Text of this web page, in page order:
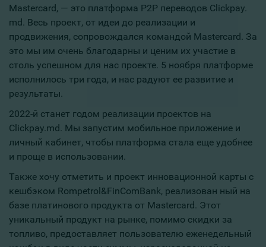
Mastercard, — это платформа Р2Р переводов Сlickpay.
md. Весь проект, от идеи до реализации и
продвижения, сопровождался командой Mastercard. За
это мы им очень благодарны и ценим их участие в
столь успешном для нас проекте. 5 ноября платформе
исполнилось три года, и нас радуют ее развитие и
результаты.
2022-й станет годом реализации проектов на
Сlickpay.md. Мы запустим мобильное приложение и
личный кабинет, чтобы платформа стала еще удобнее
и проще в использовании.
Также хочу отметить и проект инновационной карты с
кешбэком Rompetrol&FinComBank, реализован ный на
базе платинового продукта от Mastercard. Этот
уникальный продукт на рынке, помимо скидки за
топливо, предоставляет пользователю еженедельный